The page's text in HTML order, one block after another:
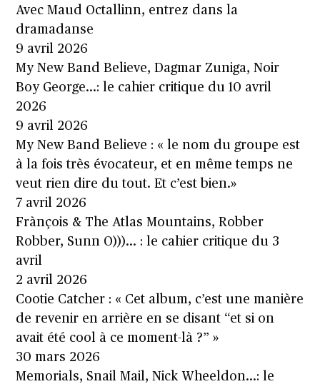
Avec Maud Octallinn, entrez dans la
dramadanse
9 avril 2026
My New Band Believe, Dagmar Zuniga, Noir
Boy George…: le cahier critique du 10 avril
2026
9 avril 2026
My New Band Believe : « le nom du groupe est
à la fois très évocateur, et en même temps ne
veut rien dire du tout. Et c’est bien.»
7 avril 2026
Frànçois & The Atlas Mountains, Robber
Robber, Sunn O)))… : le cahier critique du 3
avril
2 avril 2026
Cootie Catcher : « Cet album, c’est une manière
de revenir en arrière en se disant “et si on
avait été cool à ce moment-là ?” »
30 mars 2026
Memorials, Snail Mail, Nick Wheeldon…: le